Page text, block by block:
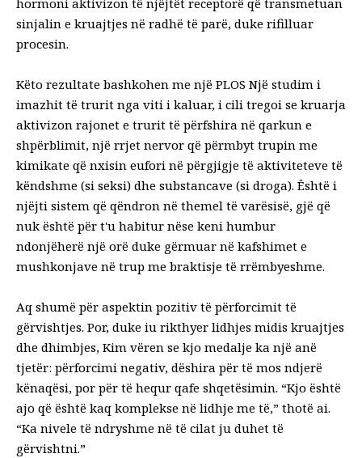
hormoni aktivizon të njëjtët receptorë që transmetuan
sinjalin e kruajtjes në radhë të parë, duke rifilluar
procesin.
Këto rezultate bashkohen me një PLOS Një studim i
imazhit të trurit nga viti i kaluar, i cili tregoi se kruarja
aktivizon rajonet e trurit të përfshira në qarkun e
shpërblimit, një rrjet nervor që përmbyt trupin me
kimikate që nxisin eufori në përgjigje të aktiviteteve të
këndshme (si seksi) dhe substancave (si droga). Është i
njëjti sistem që qëndron në themel të varësisë, gjë që
nuk është për t'u habitur nëse keni humbur
ndonjëherë një orë duke gërmuar në kafshimet e
mushkonjave në trup me braktisje të rrëmbyeshme.
Aq shumë për aspektin pozitiv të përforcimit të
gërvishtjes. Por, duke iu rikthyer lidhjes midis kruajtjes
dhe dhimbjes, Kim vëren se kjo medalje ka një anë
tjetër: përforcimi negativ, dëshira për të mos ndjerë
kënaqësi, por për të hequr qafe shqetësimin. “Kjo është
ajo që është kaq komplekse në lidhje me të,” thotë ai.
“Ka nivele të ndryshme në të cilat ju duhet të
gërvishtni.”